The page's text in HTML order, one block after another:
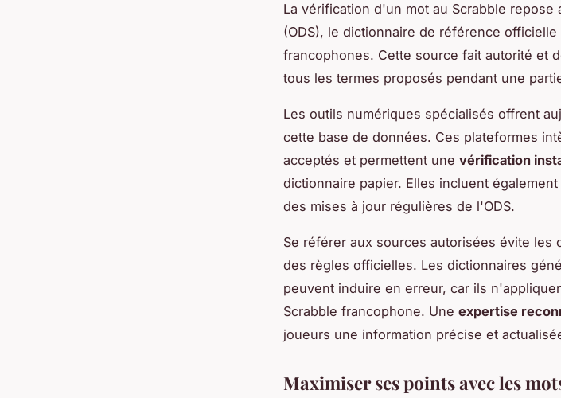
La vérification d'un mot au Scrabble repose
(ODS), le dictionnaire de référence
francophones. Cette source fait autorité et
tous les termes proposés pendant une
Les outils numériques spécialisés offrent
cette base de données. Ces plateformes
acceptés et permettent une vérification
dictionnaire papier. Elles incluent
des mises à jour régulières de l'ODS.
Se référer aux sources autorisées évite les
des règles officielles. Les dictionnaires
peuvent induire en erreur, car ils
Scrabble francophone. Une expertise
joueurs une information précise et
Maximiser ses points avec les